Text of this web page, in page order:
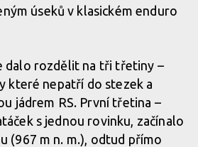
úseků v klasickém enduro
dalo rozdělit na tři třetiny –
které nepatří do stezek a
jádrem RS. První třetina –
s jednou rovinku, začínalo
(967 m n. m.), odtud přímo